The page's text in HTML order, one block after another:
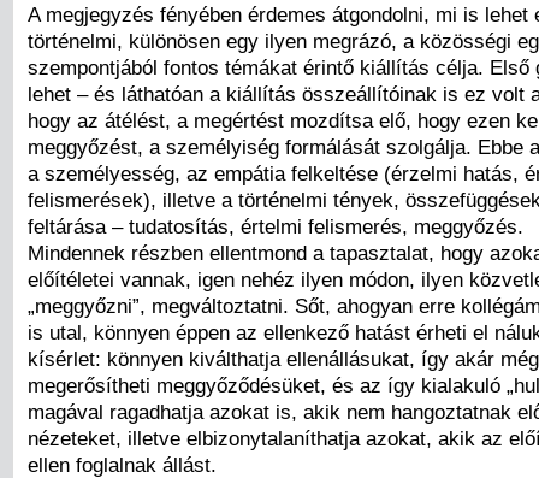
A megjegyzés fényében érdemes átgondolni, mi is lehet
történelmi, különösen egy ilyen megrázó, a közösségi
szempontjából fontos témákat érintő kiállítás célja. Első
lehet – és láthatóan a kiállítás összeállítóinak is ez volt
hogy az átélést, a megértést mozdítsa elő, hogy ezen
meggyőzést, a személyiség formálását szolgálja. Ebbe
a személyesség, az empátia felkeltése (érzelmi hatás,
felismerések), illetve a történelmi tények,
feltárása – tudatosítás, értelmi felismerés, meggyőzés.
Mindennek részben ellentmond a tapasztalat, hogy
előítéletei vannak, igen nehéz ilyen módon, ilyen
„meggyőzni”, megváltoztatni. Sőt, ahogyan erre
is utal, könnyen éppen az ellenkező hatást érheti el
kísérlet: könnyen kiválthatja ellenállásukat, így akár
megerősítheti meggyőződésüket, és az így kialakuló
magával ragadhatja azokat is, akik nem hangoztatnak
nézeteket, illetve elbizonytalaníthatja azokat, akik az
ellen foglalnak állást.